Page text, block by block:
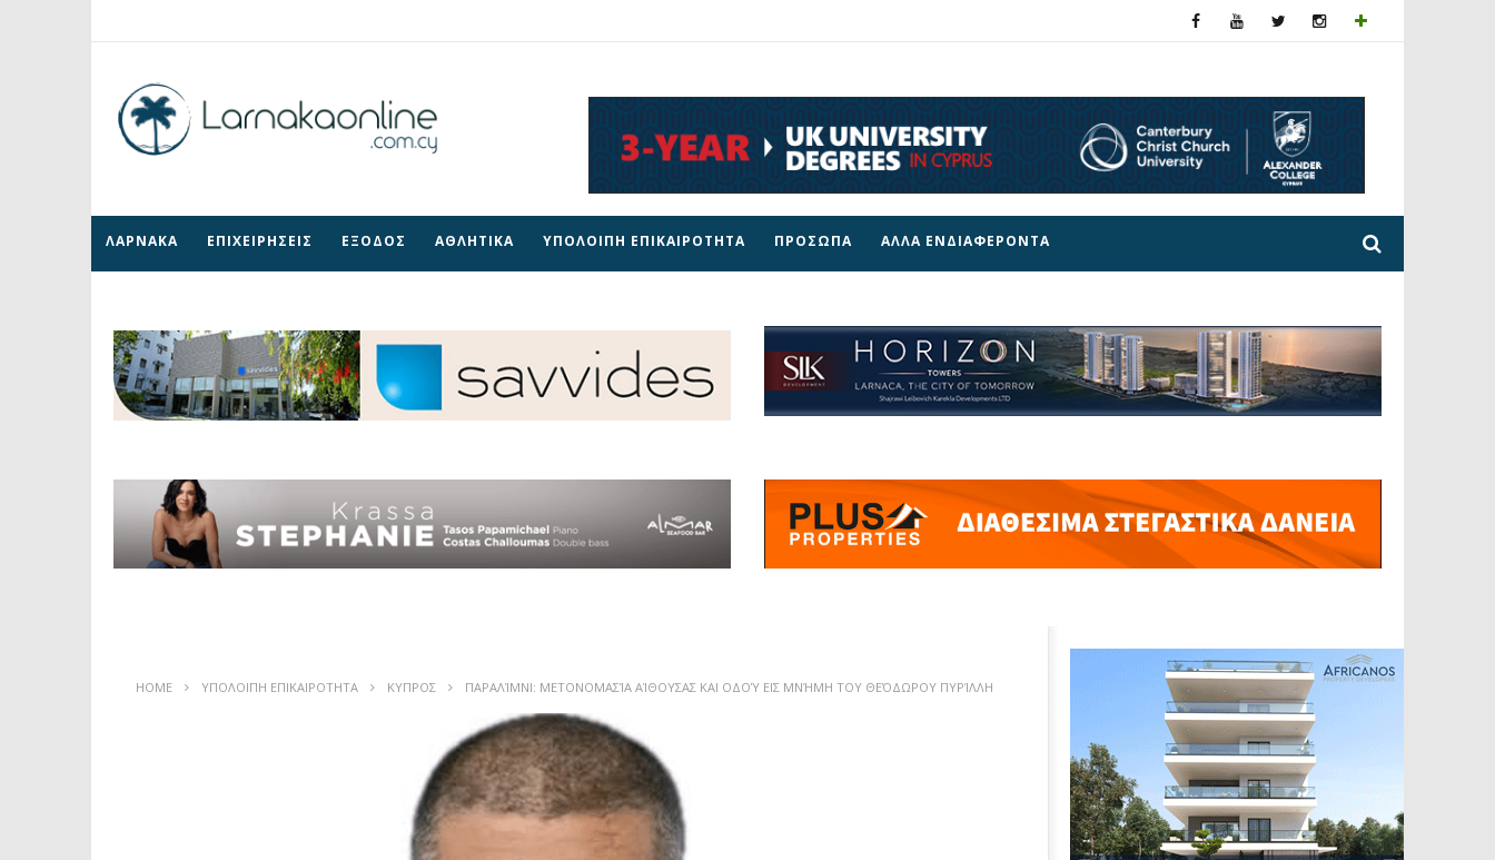
ΛΑΡΝΑΚΑ ΕΠΙΧΕΙΡΗΣΕΙΣ ΕΞΟΔΟΣ ΑΘΛΗΤΙΚΑ ΥΠΟΛΟΙΠΗ ΕΠΙΚΑΙΡΟΤΗΤΑ ΠΡΟΣΩΠΑ ΑΛΛΑ ΕΝΔΙΑΦΕΡΟΝΤΑ
HOME ΥΠΟΛΟΙΠΗ ΕΠΙΚΑΙΡΟΤΗΤΑ ΚΥΠΡΟΣ ΠΑΡΑΛΊΜΝΙ: ΜΕΤΟΝΟΜΑΣΊΑ ΑΊΘΟΥΣΑΣ ΚΑΙ ΟΔΟΎ ΕΙΣ ΜΝΉΜΗ ΤΟΥ ΘΕΌΔΩΡΟΥ ΠΥΡΊΛΛΗ